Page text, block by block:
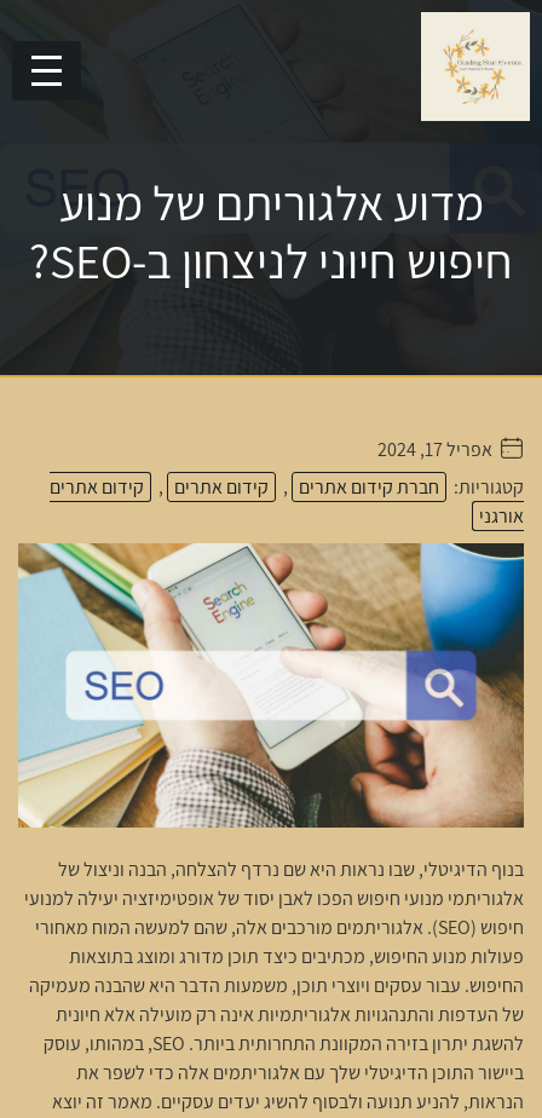
מדוע אלגוריתם של מנוע
חיפוש חיוני לניצחון ב-SEO?
. . . . .אפריל 17, 2024
קטגוריות:
חברת קידום אתרים , קידום אתרים ,
קידום אתרים
אורגני
בנוף הדיגיטלי, שבו נראות היא שם נרדף להצלחה, הבנה וניצול של
אלגוריתמי מנועי חיפוש הפכו לאבן יסוד של אופטימיזציה יעילה למנועי
חיפוש (SEO). אלגוריתמים מורכבים אלה, שהם למעשה המוח מאחורי
פעולות מנוע החיפוש, מכתיבים כיצד תוכן מדורג ומוצג בתוצאות
החיפוש. עבור עסקים ויוצרי תוכן, משמעות הדבר היא שהבנה מעמיקה
של העדפות והתנהגויות אלגוריתמיות אינה רק מועילה אלא חיונית
להשגת יתרון בזירה המקוונת התחרותית ביותר. SEO, במהותו, עוסק
ביישור התוכן הדיגיטלי שלך עם אלגוריתמים אלה כדי לשפר את
הנראות, להניע תנועה ולבסוף להשיג יעדים עסקיים. מאמר זה יוצא